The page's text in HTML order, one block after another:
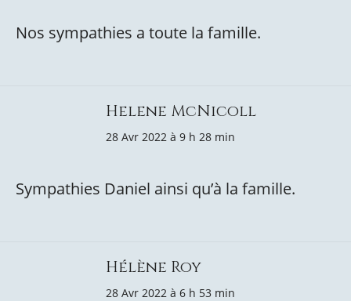
Nos sympathies a toute la famille.
Helene McNicoll
28 Avr 2022 à 9 h 28 min
Sympathies Daniel ainsi qu’à la famille.
Hélène Roy
28 Avr 2022 à 6 h 53 min